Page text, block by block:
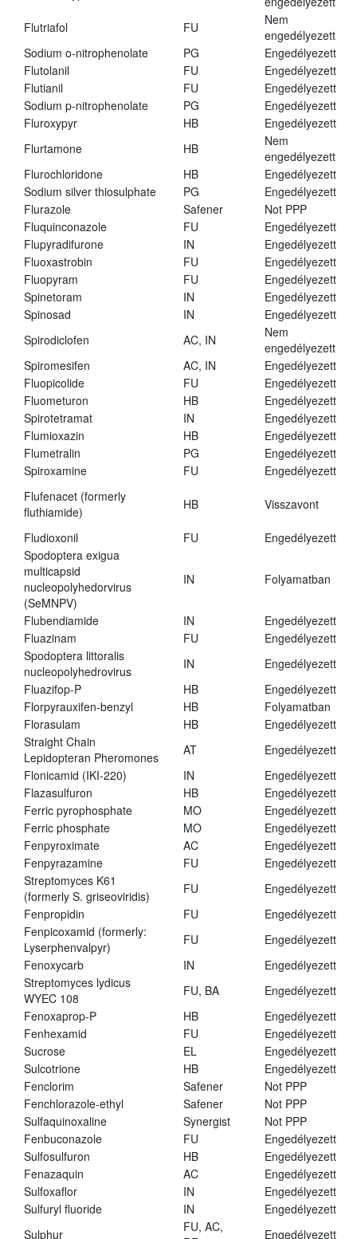
Flutriafol
FU
Nem
engedélyezett
Sodium o-nitrophenolate
PG
Engedélyezett
Flutolanil
FU
Engedélyezett
Flutianil
FU
Engedélyezett
Sodium p-nitrophenolate
PG
Engedélyezett
Fluroxypyr
HB
Engedélyezett
Flurtamone
HB
Nem
engedélyezett
Flurochloridone
HB
Engedélyezett
Sodium silver thiosulphate
PG
Engedélyezett
Flurazole
Safener
Not PPP
Fluquinconazole
FU
Engedélyezett
Flupyradifurone
IN
Engedélyezett
Fluoxastrobin
FU
Engedélyezett
Fluopyram
FU
Engedélyezett
Spinetoram
IN
Engedélyezett
Spinosad
IN
Engedélyezett
Spirodiclofen
AC, IN
Nem
engedélyezett
Spiromesifen
AC, IN
Engedélyezett
Fluopicolide
FU
Engedélyezett
Fluometuron
HB
Engedélyezett
Spirotetramat
IN
Engedélyezett
Flumioxazin
HB
Engedélyezett
Flumetralin
PG
Engedélyezett
Spiroxamine
FU
Engedélyezett
Flufenacet (formerly
fluthiamide)
HB Visszavont
Fludioxonil FU
Engedélyezett
Spodoptera exigua
multicapsid
nucleopolyhedorvirus
(SeMNPV)
IN Folyamatban
Flubendiamide IN
Engedélyezett
Fluazinam
FU
Engedélyezett
Spodoptera littoralis
nucleopolyhedrovirus
IN
Engedélyezett
Fluazifop-P
HB
Engedélyezett
Florpyrauxifen-benzyl
HB
Folyamatban
Florasulam
HB
Engedélyezett
Straight Chain
Lepidopteran Pheromones
AT
Engedélyezett
Flonicamid (IKI-220)
IN
Engedélyezett
Flazasulfuron
HB
Engedélyezett
Ferric pyrophosphate
MO
Engedélyezett
Ferric phosphate
MO
Engedélyezett
Fenpyroximate
AC
Engedélyezett
Fenpyrazamine
FU
Engedélyezett
Streptomyces K61
(formerly S. griseoviridis)
FU
Engedélyezett
Fenpropidin
FU
Engedélyezett
Fenpicoxamid (formerly:
Lyserphenvalpyr)
FU
Engedélyezett
Fenoxycarb
IN
Engedélyezett
Streptomyces lydicus
WYEC 108
FU, BA
Engedélyezett
Fenoxaprop-P
HB
Engedélyezett
Fenhexamid
FU
Engedélyezett
Sucrose
EL
Engedélyezett
Sulcotrione
HB
Engedélyezett
Fenclorim
Safener
Not PPP
Fenchlorazole-ethyl
Safener
Not PPP
Sulfaquinoxaline
Synergist
Not PPP
Fenbuconazole
FU
Engedélyezett
Sulfosulfuron
HB
Engedélyezett
Fenazaquin
AC
Engedélyezett
Sulfoxaflor
IN
Engedélyezett
Sulfuryl fluoride
IN
Engedélyezett
Sulphur
FU, AC,
Engedélyezett